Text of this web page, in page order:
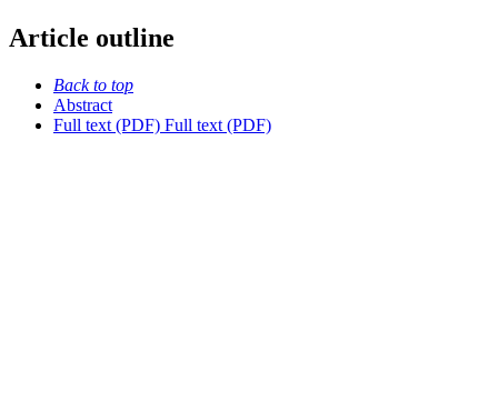
Article outline
Back to top
Abstract
Full text (PDF) Full text (PDF)